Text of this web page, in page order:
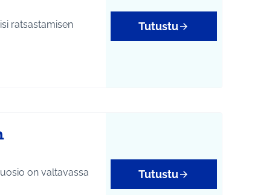
ratsastamisen
Tutustu
on valtavassa
Tutustu